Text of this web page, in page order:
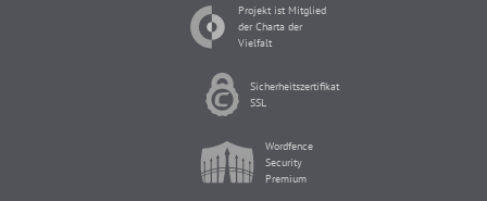
Projekt ist Mitglied
der Charta der
Vielfalt
Sicherheitszertifikat
SSL
Wordfence
Security
Premium